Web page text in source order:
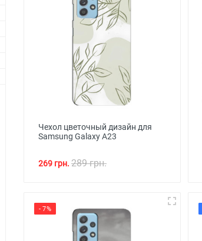
Чехол цветочный дизайн для
Samsung Galaxy A23
269 грн. 289 грн.
- 7%